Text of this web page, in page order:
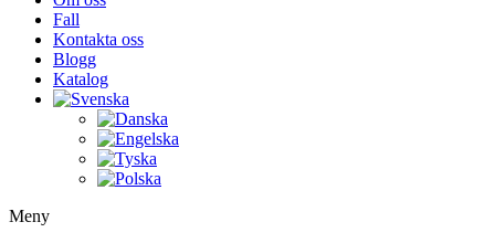
Fall
Kontakta oss
Blogg
Katalog
Meny